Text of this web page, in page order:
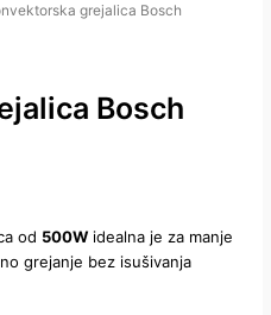
grejalica Bosch
Bosch
od 500W idealna je za manje
grejanje bez isušivanja